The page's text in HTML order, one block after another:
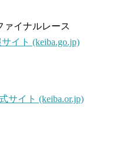
イナルレース
イト (keiba.go.jp)
サイト (keiba.or.jp)